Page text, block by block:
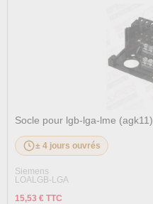
Socle pour lgb-lga-lme (agk11)
± 4 jours ouvrés
Siemens
LOALGB-LGA
15,53 € TTC